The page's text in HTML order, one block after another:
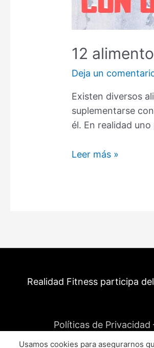
12
Deja un
Existen diversos
suplementarse
él. En realidad
12
en
Leer más »
Realidad Fitness participa
Políticas de
Usamos cookies para asegurarnos